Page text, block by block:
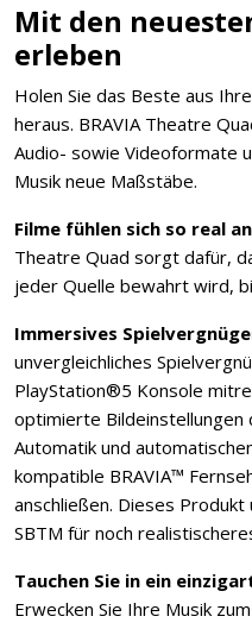
Mit den
erleben
Holen Sie das Beste aus
heraus. BRAVIA Theatre
Audio- sowie Videoformate
Musik neue Maßstäbe.
Filme fühlen sich so real an
Theatre Quad sorgt dafür,
jeder Quelle bewahrt wird,
Immersives
unvergleichliches
PlayStation®5 Konsole
optimierte Bildeinstellungen
Automatik und
kompatible BRAVIA™
anschließen. Dieses
SBTM für noch
Tauchen Sie in ein
Erwecken Sie Ihre Musik